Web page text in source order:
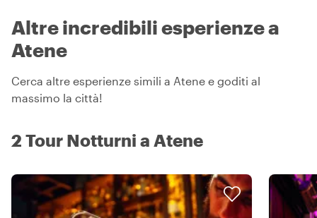
Altre incredibili esperienze a
Atene
Cerca altre esperienze simili a Atene e goditi al
massimo la città!
2 Tour Notturni a Atene